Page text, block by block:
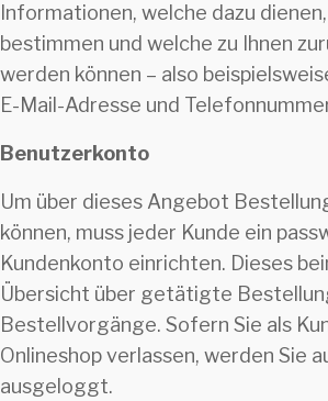
Informationen, welche dazu
bestimmen und welche zu Ihnen
werden können – also
E-Mail-Adresse und
Benutzerkonto
Um über dieses Angebot
können, muss jeder Kunde ein
Kundenkonto einrichten. Dieses
Übersicht über getätigte
Bestellvorgänge. Sofern Sie als
Onlineshop verlassen, werden Sie
ausgeloggt.